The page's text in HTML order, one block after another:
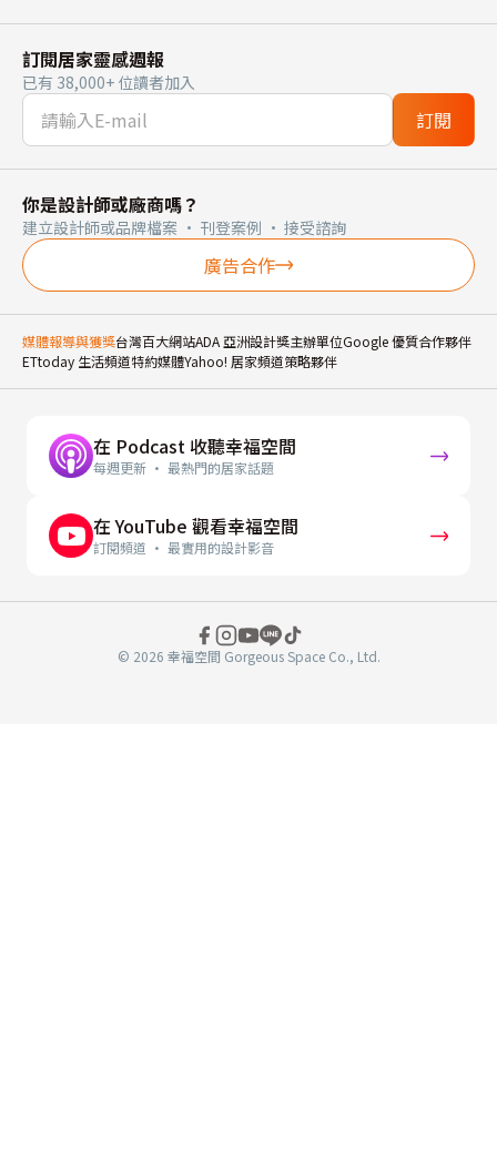
訂閱居家靈感週報
已有 38,000+ 位讀者加入
訂閱
你是設計師或廠商嗎？
建立設計師或品牌檔案 · 刊登案例 · 接受諮詢
廣告合作
媒體報導與獲獎台灣百大網站ADA 亞洲設計獎主辦單位Google 優質合作夥伴
ETtoday 生活頻道特約媒體Yahoo! 居家頻道策略夥伴
在 Podcast 收聽幸福空間
每週更新 · 最熱門的居家話題
在 YouTube 觀看幸福空間
訂閱頻道 · 最實用的設計影音
© 2026 幸福空間 Gorgeous Space Co., Ltd.